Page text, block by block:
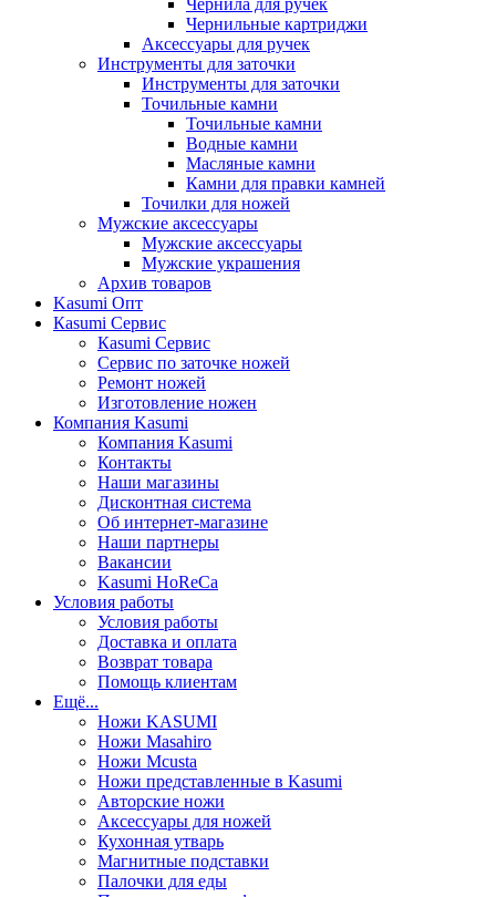
Чернильные картриджи
Аксессуары для ручек
Инструменты для заточки
Инструменты для заточки
Точильные камни
Точильные камни
Водные камни
Масляные камни
Камни для правки камней
Точилки для ножей
Мужские аксессуары
Мужские аксессуары
Мужские украшения
Архив товаров
Kasumi Опт
Кasumi Сервис
Кasumi Сервис
Сервис по заточке ножей
Ремонт ножей
Изготовление ножен
Компания Kasumi
Компания Kasumi
Контакты
Наши магазины
Дисконтная система
Об интернет-магазине
Наши партнеры
Вакансии
Kasumi HoReCa
Условия работы
Условия работы
Доставка и оплата
Возврат товара
Помощь клиентам
Ещё...
Ножи KASUMI
Ножи Masahiro
Ножи Mcusta
Ножи представленные в Kasumi
Авторские ножи
Аксессуары для ножей
Кухонная утварь
Магнитные подставки
Палочки для еды